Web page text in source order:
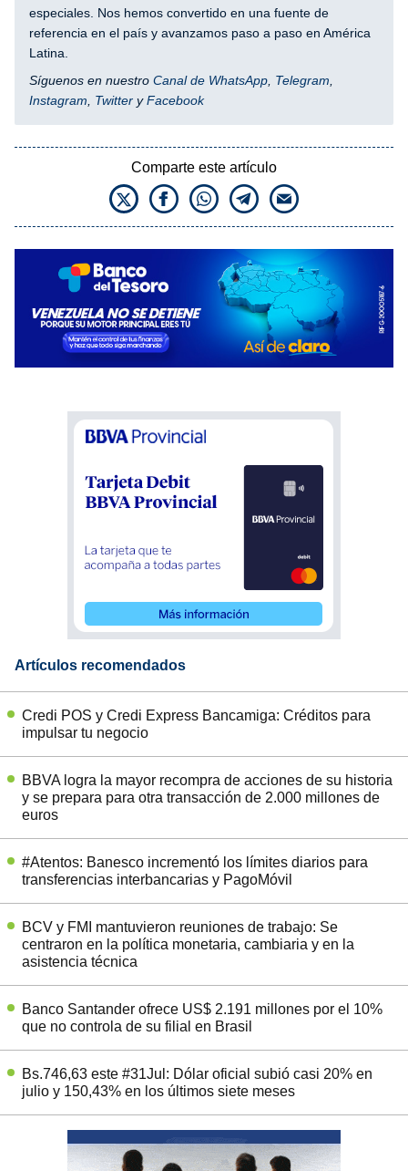
especiales. Nos hemos convertido en una fuente de
referencia en el país y avanzamos paso a paso en América
Latina.
Síguenos en nuestro Canal de WhatsApp Telegram
Instagram
Twitter yFacebook
Comparte este artículo
Artículos recomendados
Credi POS y Credi Express Bancamiga: Créditos para
impulsar tu negocio
BBVA logra la mayor recompra de acciones de su historia
y se prepara para otra transacción de 2.000 millones de
euros
#Atentos: Banesco incrementó los límites diarios para
transferencias interbancarias y PagoMóvil
BCV y FMI mantuvieron reuniones de trabajo: Se
centraron en la política monetaria, cambiaria y en la
asistencia técnica
Banco Santander ofrece US$ 2.191 millones por el 10%
que no controla de su filial en Brasil
Bs.746,63 este #31Jul: Dólar oficial subió casi 20% en
julio y 150,43% en los últimos siete meses